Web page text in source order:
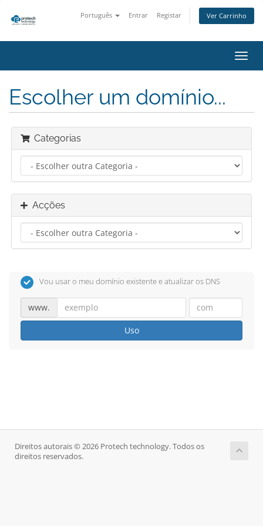
Português Entrar Registar Ver Carrinho
Escolher um domínio...
Categorias
Acções
Vou usar o meu domínio existente e atualizar os DNS
www.
Uso
Direitos autorais © 2026 Protech technology. Todos os
direitos reservados.